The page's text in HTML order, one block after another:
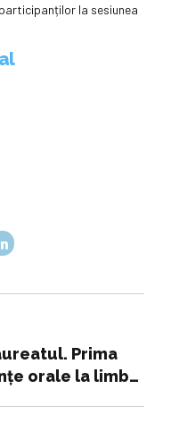
la sesiunea
Prima
orale la limba